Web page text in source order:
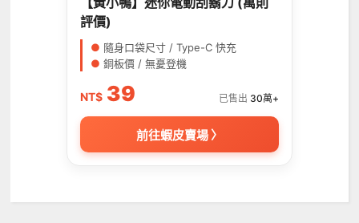
評價)
● 隨身口袋尺寸 / Type-C 快充
● 銅板價 / 無憂登機
NT$ 39 已售出 30萬+
前往蝦皮賣場 〉